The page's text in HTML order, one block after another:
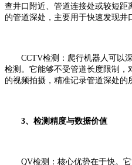
查井口附近、管道连接处或较短
的管道深处，主要用于快速发现井
CCTV检测：爬行机器人可以深
检测。它能够不受管道长度限制，
的视频拍摄，精准记录管道深处的
3、检测精度与数据价值
QV检测：核心优势在于快。它